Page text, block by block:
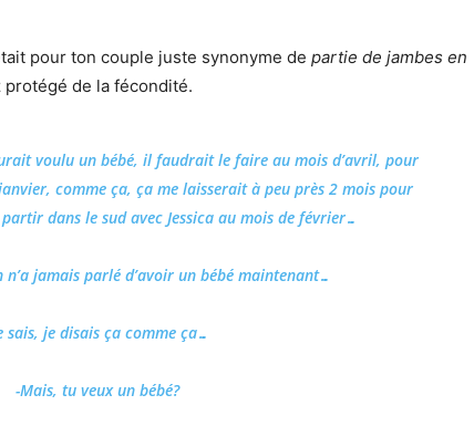
pour ton couple juste synonyme de partie de jambes en
de la fécondité.
voulu un bébé, il faudrait le faire au mois d’avril, pour
comme ça, ça me laisserait à peu près 2 mois pour
dans le sud avec Jessica au mois de février…
n’a jamais parlé d’avoir un bébé maintenant…
sais, je disais ça comme ça…
-Mais, tu veux un bébé?